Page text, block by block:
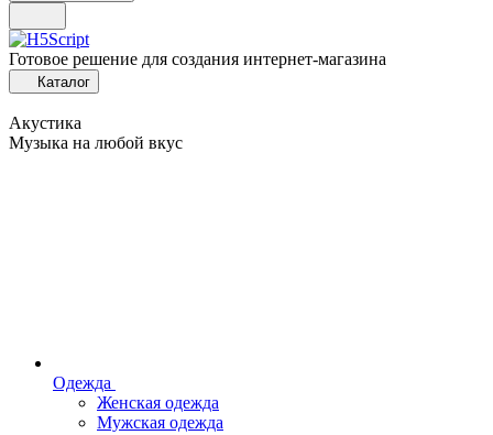
Готовое решение для создания интернет-магазина
Каталог
Акустика
Музыка на любой вкус
Одежда
Женская одежда
Мужская одежда